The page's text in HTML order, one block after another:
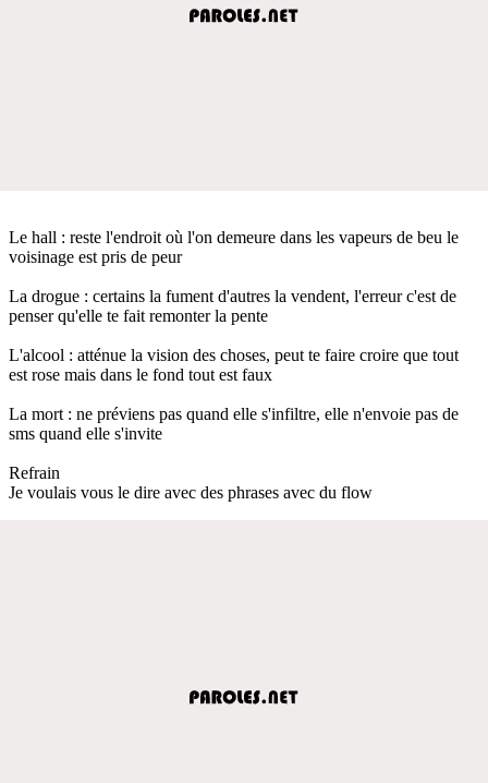
Le hall : reste l'endroit où l'on demeure dans les vapeurs de beu le
voisinage est pris de peur
La drogue : certains la fument d'autres la vendent, l'erreur c'est de
penser qu'elle te fait remonter la pente
L'alcool : atténue la vision des choses, peut te faire croire que tout
est rose mais dans le fond tout est faux
La mort : ne préviens pas quand elle s'infiltre, elle n'envoie pas de
sms quand elle s'invite
Refrain
Je voulais vous le dire avec des phrases avec du flow